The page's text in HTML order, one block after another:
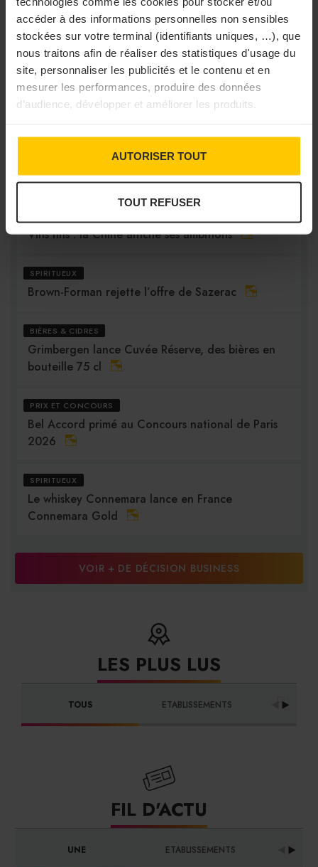
accéder à des informations personnelles non sensibles
stockées sur votre terminal (identifiants uniques, …), que
nous traitons afin de réaliser des statistiques d'usage du
site, personnaliser les publicités et le contenu et en
mesurer les performances, produire des données
d’audience, développer et améliorer les produits.
AUTORISER TOUT
TOUT REFUSER
PRÉCÉDENT 1 ... 528 529 530 531 532 ...
SUIVANT
DÉCISION BUSINESS
FOURNISSEURS
Vins fins : la Chine affiche ses ambitions
SPIRITUEUX
Brown-Forman rejette l’offre de Sazerac
BIÈRES & CIDRES
Grimbergen lance Cuvée Réserve, des bières en
bouteille 75 cl
PRIX ET CONCOURS
Bel Accord primé au Concours national de Paris
2026
SPIRITUEUX
Le whiskey Connemara lance en France
Connemara Gold
VOIR + DE DÉCISION BUSINESS
LES PLUS LUS
TOUS ETABLISSEMENTS
FIL D'ACTU
UNE ETABLISSEMENTS